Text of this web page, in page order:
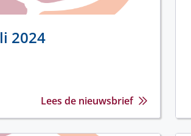
2024
Lees de nieuwsbrief